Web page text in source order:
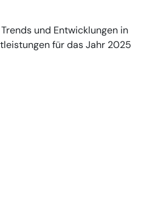
und Entwicklungen in
für das Jahr 2025